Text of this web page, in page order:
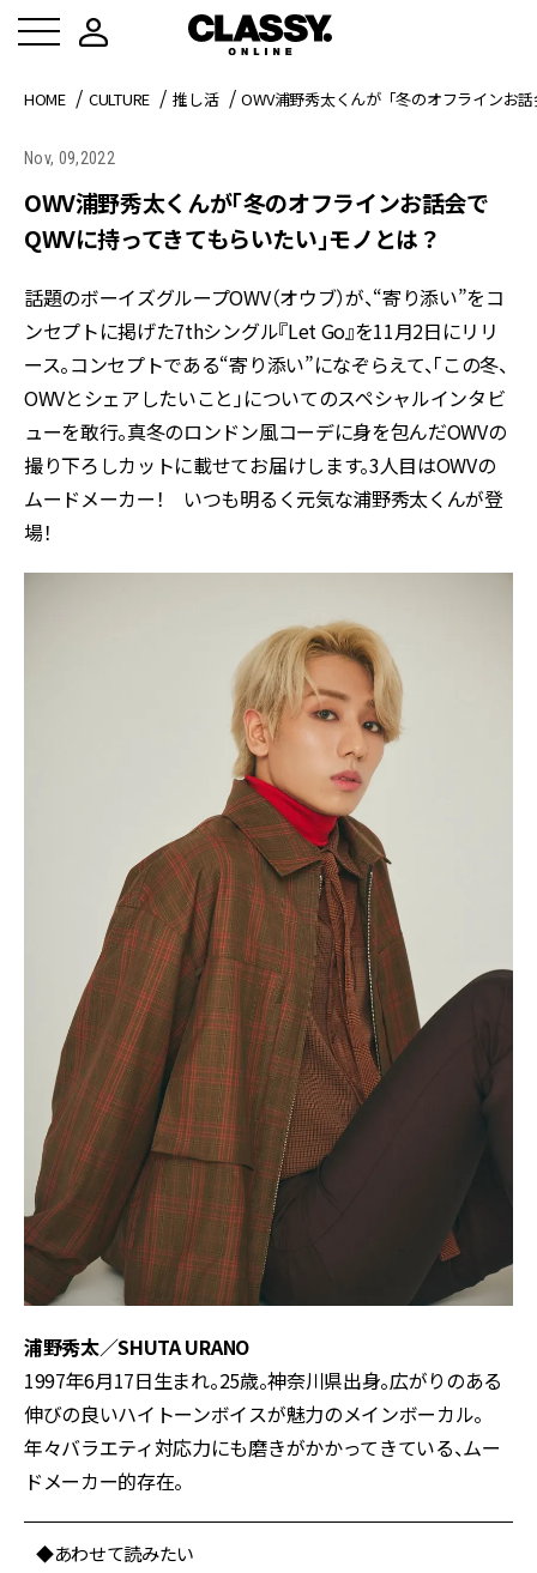
HOME CULTURE 推し活 OWV浦野秀太くんが「冬のオフラインお
Nov, 09,2022
OWV浦野秀太くんが「冬のオフラインお話会で
QWVに持ってきてもらいたい」モノとは？
話題のボーイズグループOWV（オウブ）が、“寄り添い”をコ
ンセプトに掲げた7thシングル『Let Go』を11月2日にリリ
ース。コンセプトである“寄り添い”になぞらえて、「この冬、
OWVとシェアしたいこと」についてのスペシャルインタビ
ューを敢行。真冬のロンドン風コーデに身を包んだOWVの
撮り下ろしカットに載せてお届けします。3人目はOWVの
ムードメーカー！ いつも明るく元気な浦野秀太くんが登
場！
浦野秀太／SHUTA URANO
1997年6月17日生まれ。25歳。神奈川県出身。広がりのある
伸びの良いハイトーンボイスが魅力のメインボーカル。
年々バラエティ対応力にも磨きがかかってきている、ムー
ドメーカー的存在。
◆あわせて読みたい